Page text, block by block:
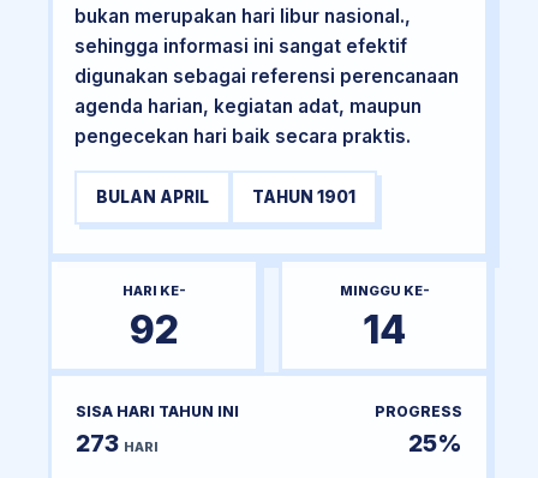
bukan merupakan hari libur nasional.,
sehingga informasi ini sangat efektif
digunakan sebagai referensi perencanaan
agenda harian, kegiatan adat, maupun
pengecekan hari baik secara praktis.
BULAN APRIL TAHUN 1901
HARI KE-
92
MINGGU KE-
14
SISA HARI TAHUN INI
273 HARI
PROGRESS
25%